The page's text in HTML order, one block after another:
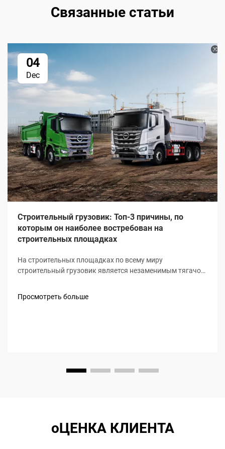
Связанные статьи
04
Dec
Строительный грузовик: Топ-3 причины, по
которым он наиболее востребован на
строительных площадках
На строительных площадках по всему миру
строительный грузовик является незаменимым тягачом,
окончательной доставки материалов. В отличие от
Просмотреть больше
оЦЕНКА КЛИЕНТА